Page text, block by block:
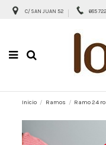
C/ SAN JUAN 52 685
Inicio Ramos Ramo 24